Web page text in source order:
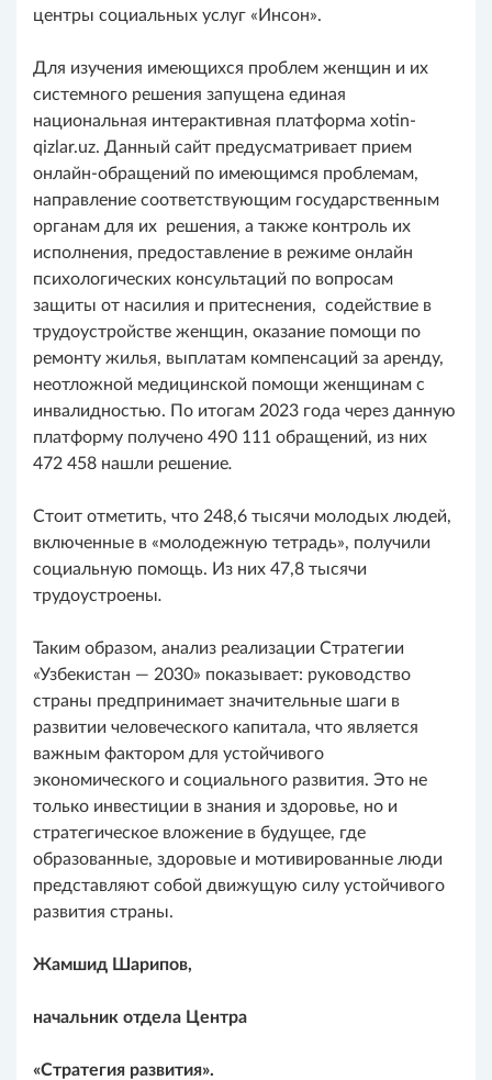
центры социальных услуг «Инсон».
Для изучения имеющихся проблем женщин и их
системного решения запущена единая
национальная интерактивная платформа xotin-
qizlar.uz. Данный сайт предусматривает прием
онлайн-обращений по имеющимся проблемам,
направление соответствующим государственным
органам для их решения, а также контроль их
исполнения, предоставление в режиме онлайн
психологических консультаций по вопросам
защиты от насилия и притеснения, содействие в
трудоустройстве женщин, оказание помощи по
ремонту жилья, выплатам компенсаций за аренду,
неотложной медицинской помощи женщинам с
инвалидностью. По итогам 2023 года через данную
платформу получено 490 111 обращений, из них
472 458 нашли решение.
Стоит отметить, что 248,6 тысячи молодых людей,
включенные в «молодежную тетрадь», получили
социальную помощь. Из них 47,8 тысячи
трудоустроены.
Таким образом, анализ реализации Стратегии
«Узбекистан — 2030» показывает: руководство
страны предпринимает значительные шаги в
развитии человеческого капитала, что является
важным фактором для устойчивого
экономического и социального развития. Это не
только инвестиции в знания и здоровье, но и
стратегическое вложение в будущее, где
образованные, здоровые и мотивированные люди
представляют собой движущую силу устойчивого
развития страны.
Жамшид Шарипов,
начальник отдела Центра
«Стратегия развития».